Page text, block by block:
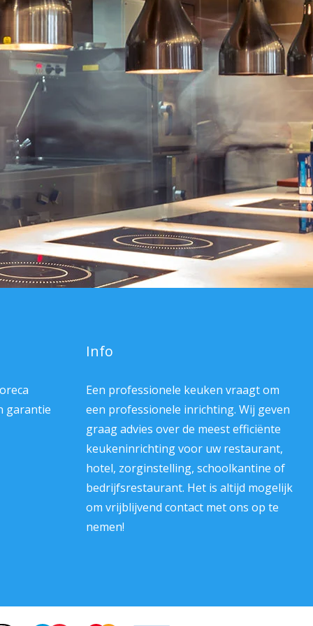
garantie
Info
Een professionele keuken vraagt om
een professionele inrichting. Wij geven
graag advies over de meest efficiënte
keukeninrichting voor uw restaurant,
hotel, zorginstelling, schoolkantine of
bedrijfsrestaurant. Het is altijd mogelijk
om vrijblijvend contact met ons op te
nemen!